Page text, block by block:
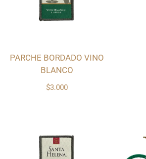
$3.000
PARCHE BORDADO VINO
BLANCO